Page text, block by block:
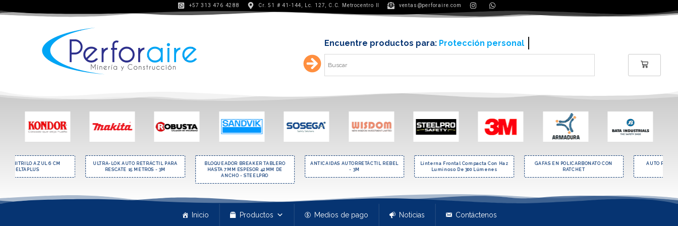
+57 313 476 4288 Cr. 51 # 41-144, Lc. 127, C.C. Metrocentro II ventas@perforaire.com
Encuentre productos para: Protección personal
AZUL 6 CM
ULTRA-LOK AUTO RETRÁCTIL PARA
RESCATE 15 METROS - 3M
BLOQUEADOR BREAKER TABLERO
HASTA 7MM ESPESOR 42MM DE
ANCHO - STEELPRO
ANTICAIDAS AUTORRETÁCTIL REBEL
Linterna Frontal Compacta Con Haz
Luminoso De 300 Lúmenes
GAFAS EN POLICARBONATO CON
RATCHET
AUTO RETRÁCTIL
Inicio Productos Medios de pago Noticias Contáctenos